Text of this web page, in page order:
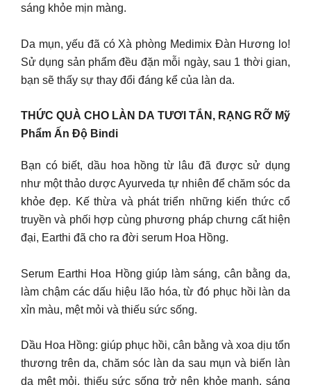
sáng khỏe mịn màng.
Da mụn, yếu đã có Xà phòng Medimix Đàn Hương lo!
Sử dụng sản phẩm đều đặn mỗi ngày, sau 1 thời gian,
bạn sẽ thấy sự thay đổi đáng kể của làn da.
THỨC QUÀ CHO LÀN DA TƯƠI TẮN, RẠNG RỠ Mỹ
Phẩm Ấn Độ Bindi
Bạn có biết, dầu hoa hồng từ lâu đã được sử dụng
như một thảo dược Ayurveda tự nhiên để chăm sóc da
khỏe đẹp. Kế thừa và phát triển những kiến thức cổ
truyền và phối hợp cùng phương pháp chưng cất hiện
đại, Earthi đã cho ra đời serum Hoa Hồng.
Serum Earthi Hoa Hồng giúp làm sáng, cân bằng da,
làm chậm các dấu hiệu lão hóa, từ đó phục hồi làn da
xỉn màu, mệt mỏi và thiếu sức sống.
Dầu Hoa Hồng: giúp phục hồi, cân bằng và xoa dịu tổn
thương trên da, chăm sóc làn da sau mụn và biến làn
da mệt mỏi, thiếu sức sống trở nên khỏe mạnh, sáng